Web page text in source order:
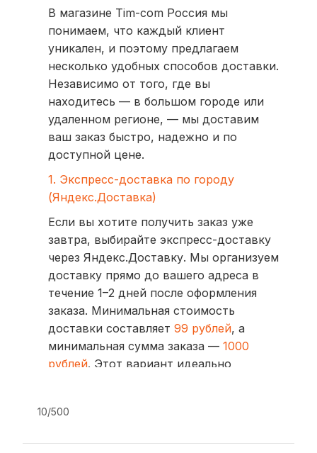
В магазине Tim-com Россия мы
понимаем, что каждый клиент
уникален, и поэтому предлагаем
несколько удобных способов доставки.
Независимо от того, где вы
находитесь — в большом городе или
удаленном регионе, — мы доставим
ваш заказ быстро, надежно и по
доступной цене.
1. Экспресс-доставка по городу
(Яндекс.Доставка)
Если вы хотите получить заказ уже
завтра, выбирайте экспресс-доставку
через Яндекс.Доставку. Мы организуем
доставку прямо до вашего адреса в
течение 1–2 дней после оформления
заказа. Минимальная стоимость
доставки составляет 99 рублей, а
минимальная сумма заказа — 1000
рублей. Этот вариант идеально
компании (СДЭК, BoxBerry, DPD)
10/500